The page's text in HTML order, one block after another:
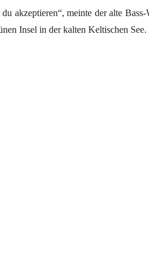
akzeptieren“, meinte der alte
Insel in der kalten Keltischen See.